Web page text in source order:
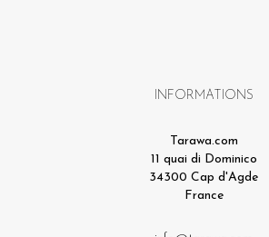
INFORMATIONS
Tarawa.com
11 quai di Dominico
34300 Cap d'Agde
France